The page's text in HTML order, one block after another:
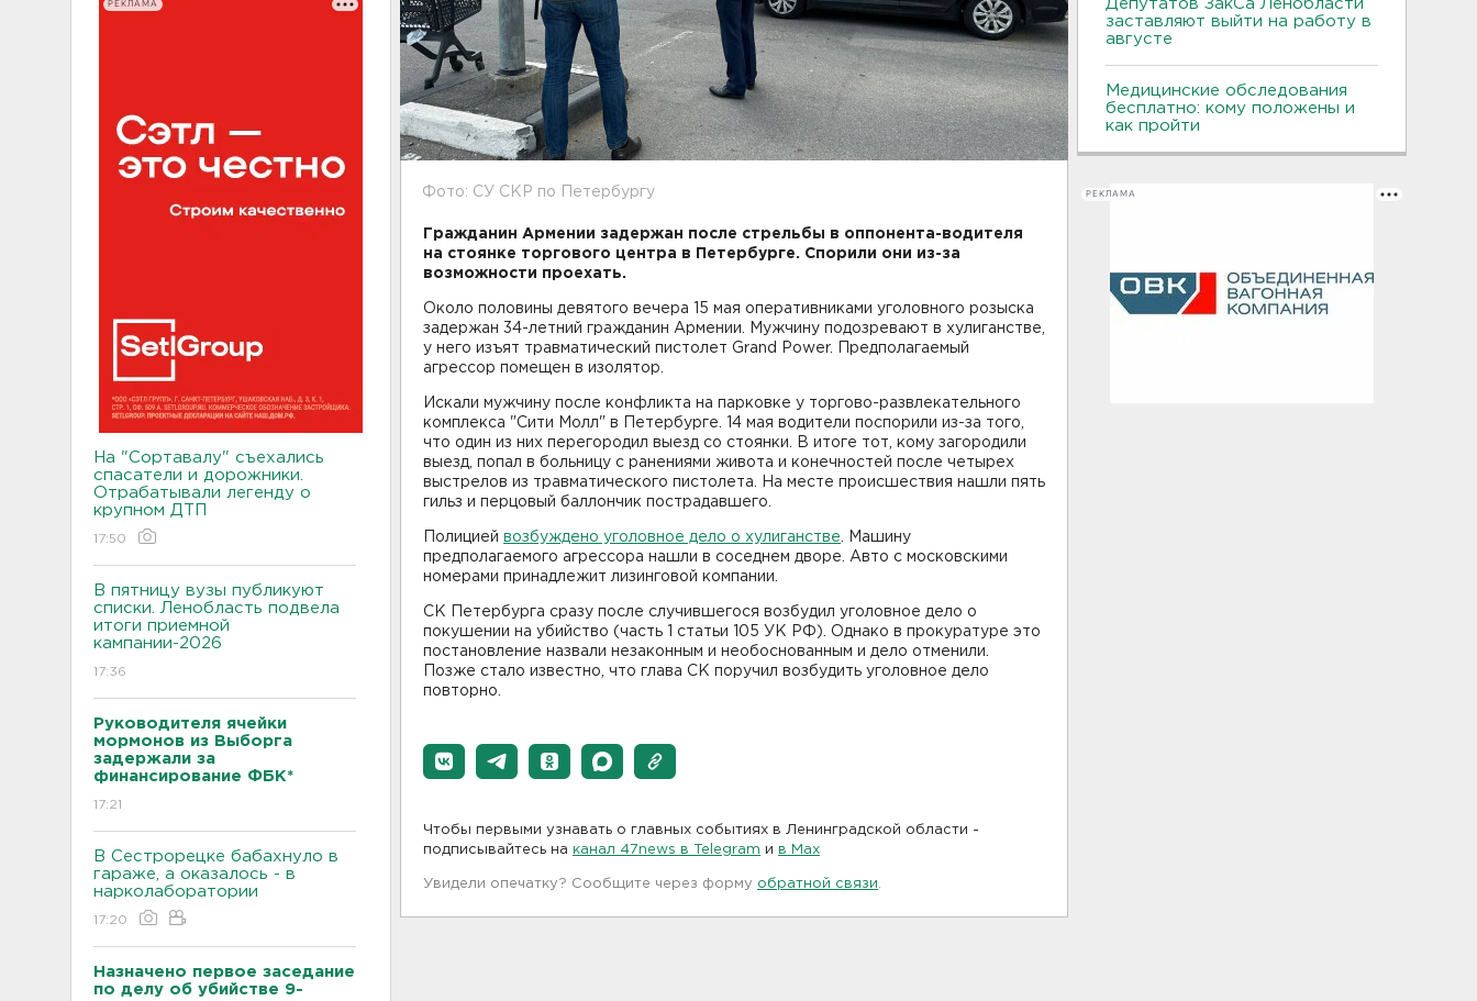
РЕКЛАМА
На "Сортавалу" съехались
спасатели и дорожники.
Отрабатывали легенду о
крупном ДТП
17:50
В пятницу вузы публикуют
списки. Ленобласть подвела
итоги приемной
кампании-2026
17:36
Руководителя ячейки
мормонов из Выборга
задержали за
финансирование ФБК*
17:21
В Сестрорецке бабахнуло в
гараже, а оказалось - в
нарколаборатории
17:20
Назначено первое заседание
по делу об убийстве 9-
Фото: СУ СКР по Петербургу
Гражданин Армении задержан после стрельбы в оппонента-водителя
на стоянке торгового центра в Петербурге. Спорили они из-за
возможности проехать.
Около половины девятого вечера 15 мая оперативниками уголовного розыска
задержан 34-летний гражданин Армении. Мужчину подозревают в хулиганстве,
у него изъят травматический пистолет Grand Power. Предполагаемый
агрессор помещен в изолятор.
Искали мужчину после конфликта на парковке у торгово-развлекательного
комплекса "Сити Молл" в Петербурге. 14 мая водители поспорили из-за того,
что один из них перегородил выезд со стоянки. В итоге тот, кому загородили
выезд, попал в больницу с ранениями живота и конечностей после четырех
выстрелов из травматического пистолета. На месте происшествия нашли пять
гильз и перцовый баллончик пострадавшего.
Полицией возбуждено уголовное дело о хулиганстве . Машину
предполагаемого агрессора нашли в соседнем дворе. Авто с московскими
номерами принадлежит лизинговой компании.
СК Петербурга сразу после случившегося возбудил уголовное дело о
покушении на убийство (часть 1 статьи 105 УК РФ). Однако в прокуратуре это
постановление назвали незаконным и необоснованным и дело отменили.
Позже стало известно, что глава СК поручил возбудить уголовное дело
повторно.
Чтобы первыми узнавать о главных событиях в Ленинградской области -
подписывайтесь на канал 47news в Telegram и в Maх
Увидели опечатку? Сообщите через форму обратной связи
Депутатов ЗакСа Ленобласти
заставляют выйти на работу в
августе
Медицинские обследования
бесплатно: кому положены и
как пройти
РЕКЛАМА